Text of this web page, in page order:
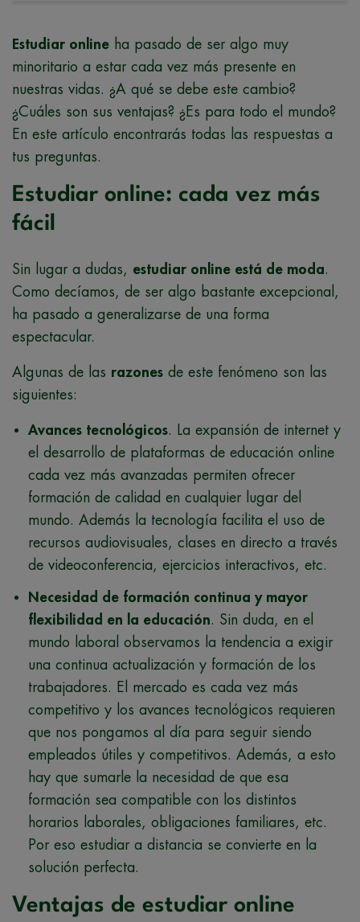
Estudiar online ha pasado de ser algo muy
minoritario a estar cada vez más presente en
nuestras vidas. ¿A qué se debe este cambio?
¿Cuáles son sus ventajas? ¿Es para todo el mundo?
En este artículo encontrarás todas las respuestas a
tus preguntas.
Estudiar online: cada vez más
fácil
Sin lugar a dudas, estudiar online está de moda.
Como decíamos, de ser algo bastante excepcional,
ha pasado a generalizarse de una forma
espectacular.
Algunas de las razones de este fenómeno son las
siguientes:
Avances tecnológicos. La expansión de internet y
el desarrollo de plataformas de educación online
cada vez más avanzadas permiten ofrecer
formación de calidad en cualquier lugar del
mundo. Además la tecnología facilita el uso de
recursos audiovisuales, clases en directo a través
de videoconferencia, ejercicios interactivos, etc.
Necesidad de formación continua y mayor
flexibilidad en la educación. Sin duda, en el
mundo laboral observamos la tendencia a exigir
una continua actualización y formación de los
trabajadores. El mercado es cada vez más
competitivo y los avances tecnológicos requieren
que nos pongamos al día para seguir siendo
empleados útiles y competitivos. Además, a esto
hay que sumarle la necesidad de que esa
formación sea compatible con los distintos
horarios laborales, obligaciones familiares, etc.
Por eso estudiar a distancia se convierte en la
solución perfecta.
Ventajas de estudiar online